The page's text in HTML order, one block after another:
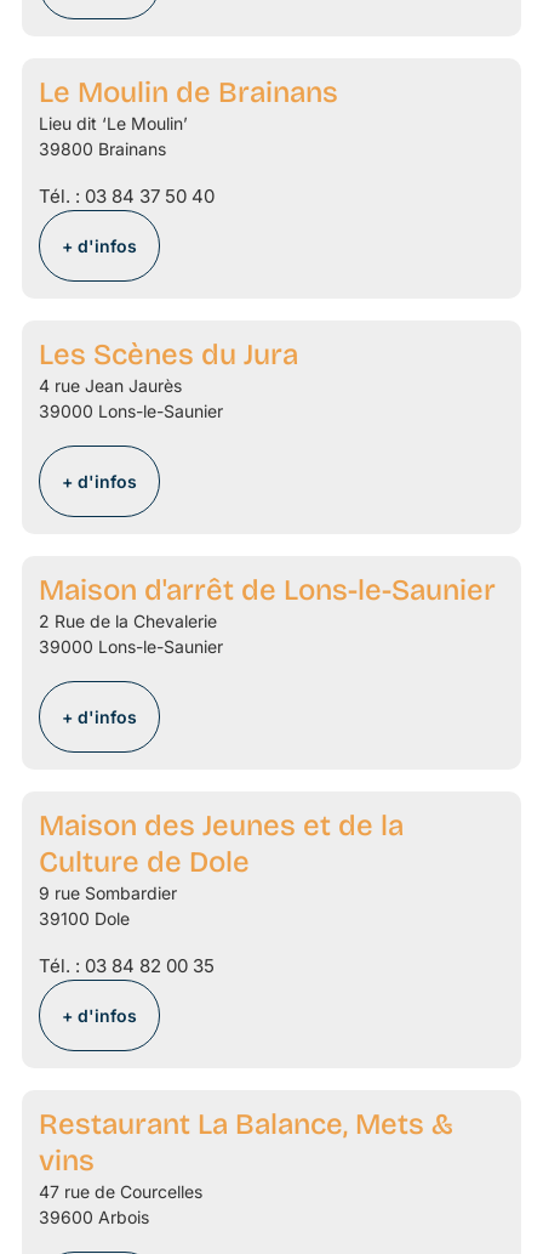
Le Moulin de Brainans
Lieu dit ‘Le Moulin’
39800 Brainans
Tél. : 03 84 37 50 40
+ d'infos
Les Scènes du Jura
4 rue Jean Jaurès
39000 Lons-le-Saunier
+ d'infos
Maison d'arrêt de Lons-le-Saunier
2 Rue de la Chevalerie
39000 Lons-le-Saunier
+ d'infos
Maison des Jeunes et de la
Culture de Dole
9 rue Sombardier
39100 Dole
Tél. : 03 84 82 00 35
+ d'infos
Restaurant La Balance, Mets &
vins
47 rue de Courcelles
39600 Arbois